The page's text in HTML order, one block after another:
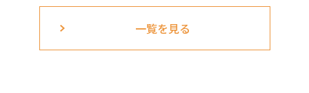
一覧を見る